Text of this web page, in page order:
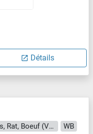
Détails
Reactivité: Humain, Souris, Rat, Boeuf (Vache), Singe, Poulet
WB